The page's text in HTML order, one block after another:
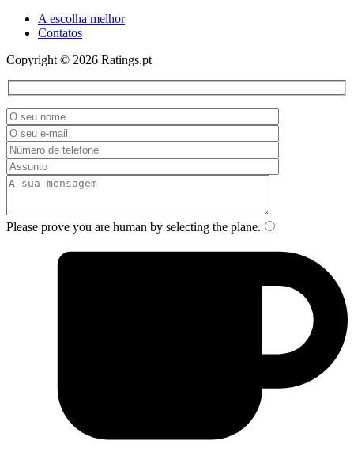
A escolha melhor
Contatos
Copyright © 2026 Ratings.pt
Please prove you are human by selecting the plane.